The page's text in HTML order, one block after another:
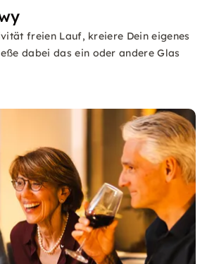
freien Lauf, kreiere Dein eigenes
dabei das ein oder andere Glas